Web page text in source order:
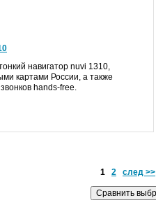
навигатор nuvi 1310,
картами России, а также
звонков hands-free.
1 2 след >>